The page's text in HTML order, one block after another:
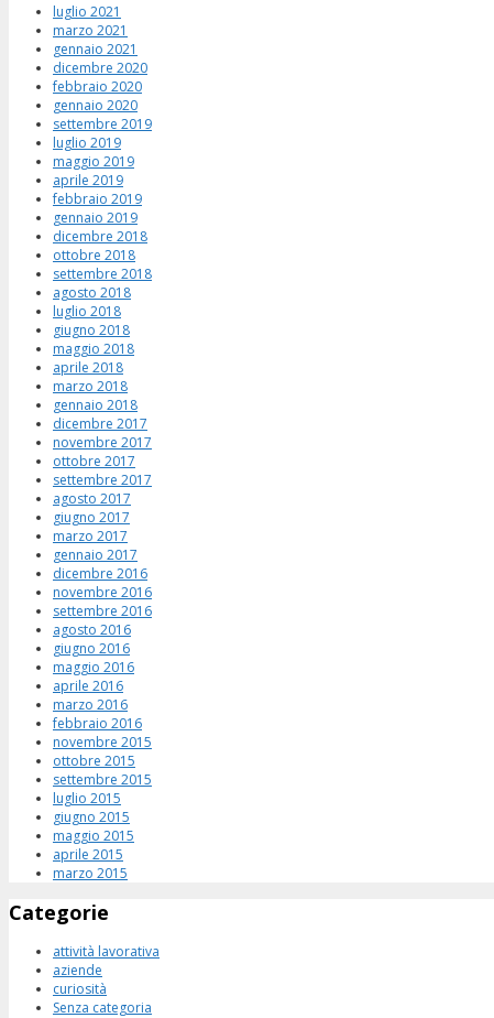
luglio 2021
marzo 2021
gennaio 2021
dicembre 2020
febbraio 2020
gennaio 2020
settembre 2019
luglio 2019
maggio 2019
aprile 2019
febbraio 2019
gennaio 2019
dicembre 2018
ottobre 2018
settembre 2018
agosto 2018
luglio 2018
giugno 2018
maggio 2018
aprile 2018
marzo 2018
gennaio 2018
dicembre 2017
novembre 2017
ottobre 2017
settembre 2017
agosto 2017
giugno 2017
marzo 2017
gennaio 2017
dicembre 2016
novembre 2016
settembre 2016
agosto 2016
giugno 2016
maggio 2016
aprile 2016
marzo 2016
febbraio 2016
novembre 2015
ottobre 2015
settembre 2015
luglio 2015
giugno 2015
maggio 2015
aprile 2015
marzo 2015
Categorie
attività lavorativa
aziende
curiosità
Senza categoria